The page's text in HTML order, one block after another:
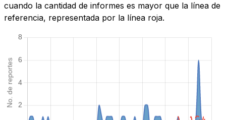
cuando la cantidad de informes es mayor que la línea de
referencia, representada por la línea roja.